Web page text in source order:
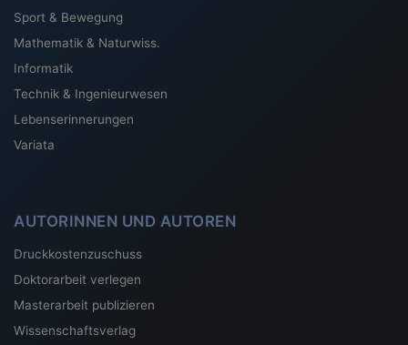
Sport & Bewegung
Mathematik & Naturwiss.
Informatik
Technik & Ingenieurwesen
Lebenserinnerungen
Variata
AUTORINNEN UND AUTOREN
Druckkostenzuschuss
Doktorarbeit verlegen
Masterarbeit publizieren
Wissenschaftsverlag